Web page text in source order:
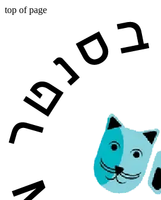
top of page